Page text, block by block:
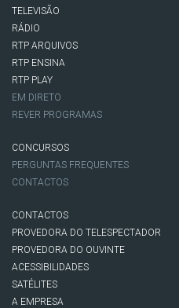
TELEVISÃO
RÁDIO
RTP ARQUIVOS
RTP ENSINA
RTP PLAY
EM DIRETO
REVER PROGRAMAS
CONCURSOS
PERGUNTAS FREQUENTES
CONTACTOS
CONTACTOS
PROVEDORA DO TELESPECTADOR
PROVEDORA DO OUVINTE
ACESSIBILIDADES
SATÉLITES
A EMPRESA